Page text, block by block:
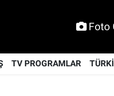
Foto
TV PROGRAMLAR